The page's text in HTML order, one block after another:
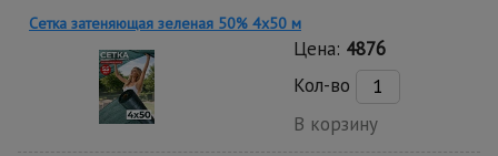
Сетка затеняющая зеленая 50% 4х50 м
Цена: 4876
Кол-во
В корзину